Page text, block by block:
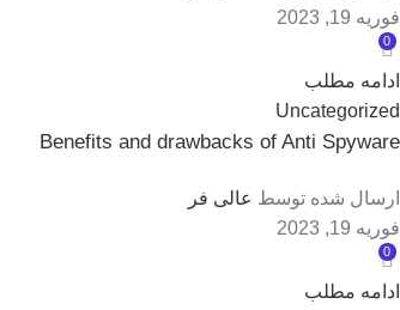
فوریه 19, 2023
0
ادامه مطلب
Uncategorized
Benefits and drawbacks of Anti Spyware
ارسال شده توسط عالی فر
فوریه 19, 2023
0
ادامه مطلب